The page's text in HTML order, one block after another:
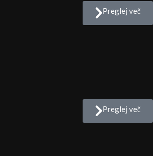
Preglej več
Preglej več